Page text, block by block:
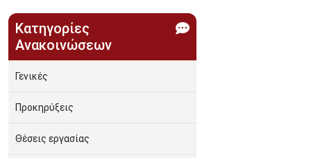
Κατηγορίες
Ανακοινώσεων
Γενικές
Προκηρύξεις
Θέσεις εργασίας